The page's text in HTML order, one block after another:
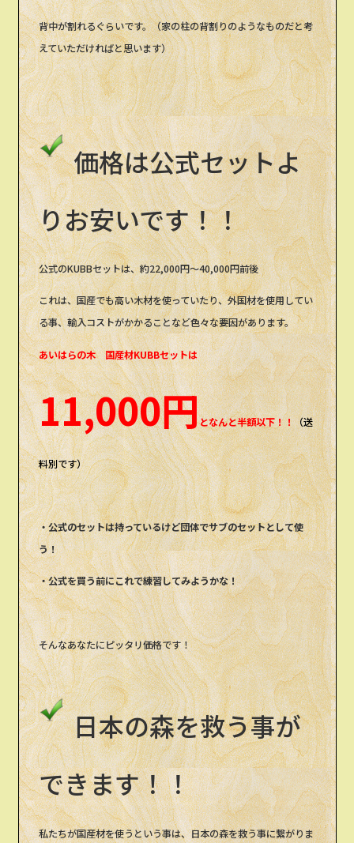
背中が割れるぐらいです。（家の柱の背割りのようなものだと考
えていただければと思います）
価格は公式セットよ
りお安いです！！
公式のKUBBセットは、約22,000円～40,000円前後
これは、国産でも高い木材を使っていたり、外国材を使用してい
る事、輸入コストがかかることなど色々な要因があります。
あいはらの木 国産材KUBBセットは
11,000円となんと半額以下！！（送
料別です）
・公式のセットは持っているけど団体でサブのセットとして使
う！
・公式を買う前にこれで練習してみようかな！
そんなあなたにピッタリ価格です！
日本の森を救う事が
できます！！
私たちが国産材を使うという事は、日本の森を救う事に繋がりま